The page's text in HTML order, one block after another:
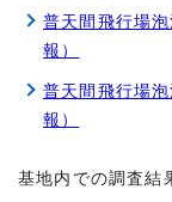
普天間飛行場
報）
普天間飛行場
報）
基地内での調査結